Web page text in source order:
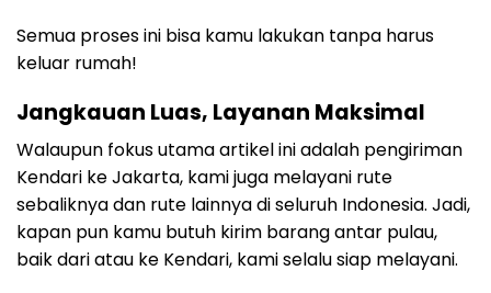
Semua proses ini bisa kamu lakukan tanpa harus
keluar rumah!
Jangkauan Luas, Layanan Maksimal
Walaupun fokus utama artikel ini adalah pengiriman
Kendari ke Jakarta, kami juga melayani rute
sebaliknya dan rute lainnya di seluruh Indonesia. Jadi,
kapan pun kamu butuh kirim barang antar pulau,
baik dari atau ke Kendari, kami selalu siap melayani.